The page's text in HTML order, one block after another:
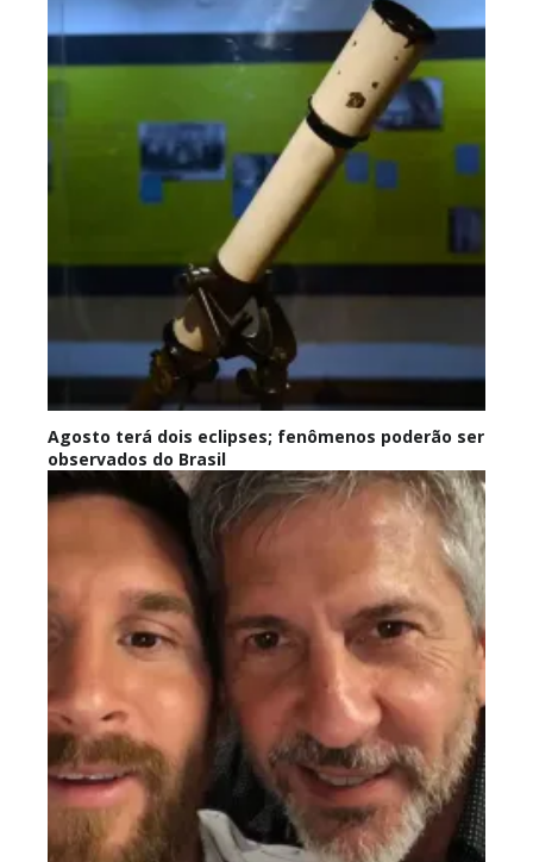
Agosto terá dois eclipses; fenômenos poderão ser
observados do Brasil